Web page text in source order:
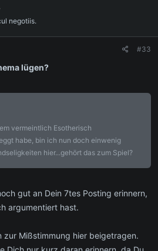
negotiis.
#33
lügen?
vermeintlich Esotherisch
habe, bin ich nun doch einwenig
hier...gehört das zum Spiel?
gut an Dein 7tes Posting erinnern,
argumentiert hast.
zur Mißstimmung hier beigetragen.